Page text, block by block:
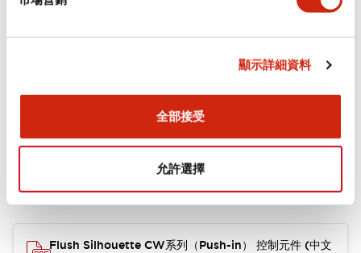
顯示詳細資料
全部接受
允許選擇
Flush Silhouette CW系列（Push-in） 控制元件 (中文